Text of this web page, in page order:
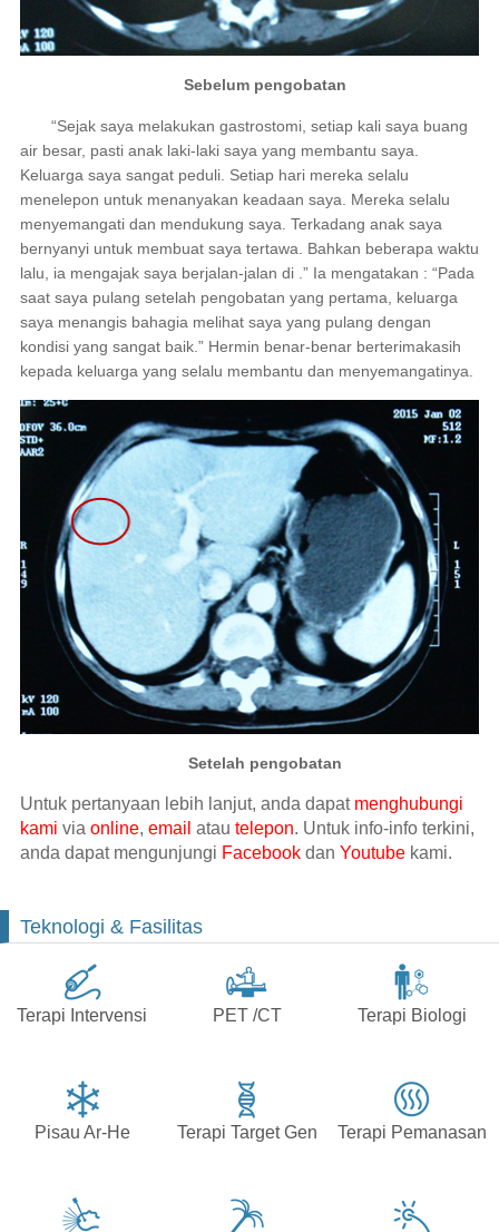
Sebelum pengobatan
“Sejak saya melakukan gastrostomi, setiap kali saya buang
air besar, pasti anak laki-laki saya yang membantu saya.
Keluarga saya sangat peduli. Setiap hari mereka selalu
menelepon untuk menanyakan keadaan saya. Mereka selalu
menyemangati dan mendukung saya. Terkadang anak saya
bernyanyi untuk membuat saya tertawa. Bahkan beberapa waktu
lalu, ia mengajak saya berjalan-jalan di .” Ia mengatakan : “Pada
saat saya pulang setelah pengobatan yang pertama, keluarga
saya menangis bahagia melihat saya yang pulang dengan
kondisi yang sangat baik.” Hermin benar-benar berterimakasih
kepada keluarga yang selalu membantu dan menyemangatinya.
Setelah pengobatan
Untuk pertanyaan lebih lanjut, anda dapat menghubungi
kami via online, email atau telepon. Untuk info-info terkini,
anda dapat mengunjungi Facebookdan Youtubekami.
Teknologi & Fasilitas
Terapi Intervensi PET /CT Terapi Biologi
Pisau Ar-He Terapi Target Gen Terapi Pemanasan